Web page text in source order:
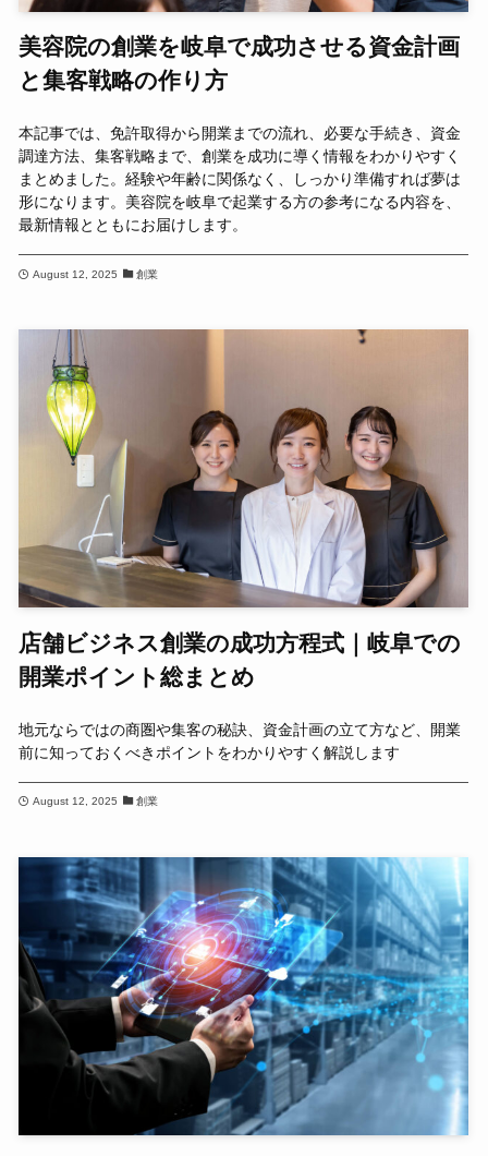
美容院の創業を岐阜で成功させる資金計画
と集客戦略の作り方
本記事では、免許取得から開業までの流れ、必要な手続き、資金
調達方法、集客戦略まで、創業を成功に導く情報をわかりやすく
まとめました。経験や年齢に関係なく、しっかり準備すれば夢は
形になります。美容院を岐阜で起業する方の参考になる内容を、
最新情報とともにお届けします。
August 12, 2025 創業
店舗ビジネス創業の成功方程式｜岐阜での
開業ポイント総まとめ
地元ならではの商圏や集客の秘訣、資金計画の立て方など、開業
前に知っておくべきポイントをわかりやすく解説します
August 12, 2025 創業